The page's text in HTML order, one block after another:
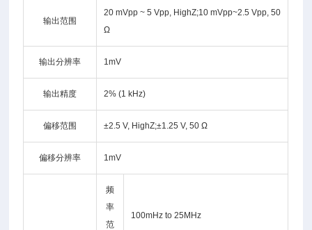
输出范围
20 mVpp ~ 5 Vpp, HighZ;10 mVpp~2.5 Vpp, 50
Ω
输出分辨率 1mV
输出精度 2% (1 kHz)
偏移范围 ±2.5 V, HighZ;±1.25 V, 50 Ω
偏移分辨率 1mV
频
率
范
100mHz to 25MHz